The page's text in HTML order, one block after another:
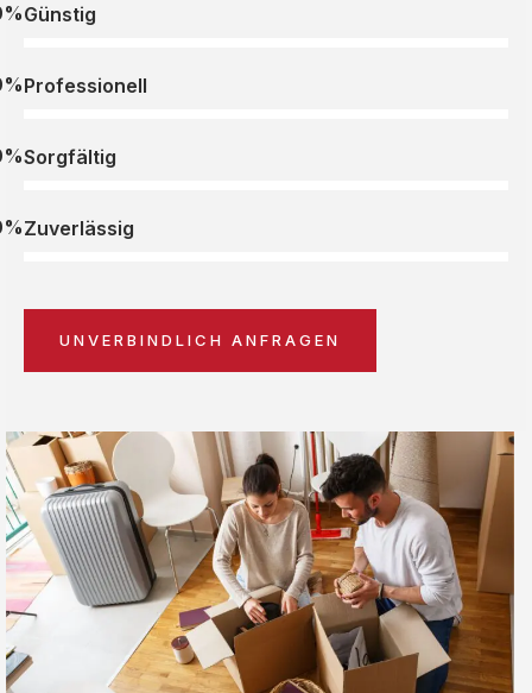
Günstig
Professionell
Sorgfältig
Zuverlässig
UNVERBINDLICH ANFRAGEN